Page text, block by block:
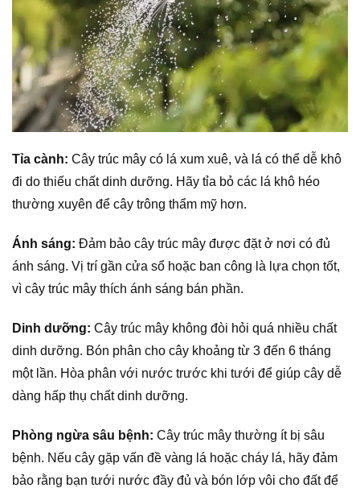
Tỉa cành: Cây trúc mây có lá xum xuê, và lá có thể dễ khô
đi do thiếu chất dinh dưỡng. Hãy tỉa bỏ các lá khô héo
thường xuyên để cây trông thẩm mỹ hơn.
Ánh sáng: Đảm bảo cây trúc mây được đặt ở nơi có đủ
ánh sáng. Vị trí gần cửa sổ hoặc ban công là lựa chọn tốt,
vì cây trúc mây thích ánh sáng bán phần.
Dinh dưỡng: Cây trúc mây không đòi hỏi quá nhiều chất
dinh dưỡng. Bón phân cho cây khoảng từ 3 đến 6 tháng
một lần. Hòa phân với nước trước khi tưới để giúp cây dễ
dàng hấp thụ chất dinh dưỡng.
Phòng ngừa sâu bệnh: Cây trúc mây thường ít bị sâu
bệnh. Nếu cây gặp vấn đề vàng lá hoặc cháy lá, hãy đảm
bảo rằng bạn tưới nước đầy đủ và bón lớp vôi cho đất để